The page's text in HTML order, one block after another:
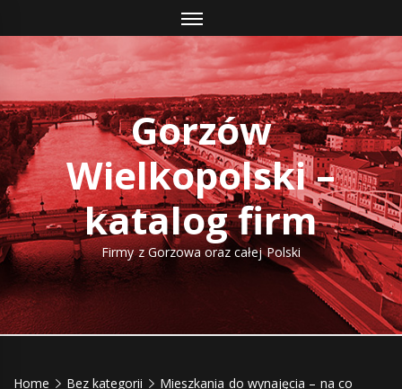
to
content
Gorzów
Wielkopolski –
katalog firm
Firmy z Gorzowa oraz całej Polski
Home Bez kategorii
Mieszkania do wynajęcia – na co